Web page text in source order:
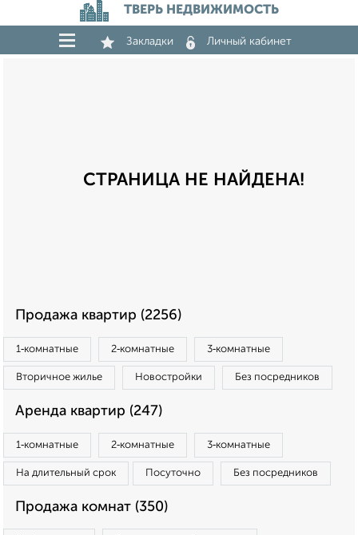
ТВЕРЬ НЕДВИЖИМОСТЬ
Закладки Личный кабинет
СТРАНИЦА НЕ НАЙДЕНА!
Продажа квартир (2256)
1‑комнатные 2‑комнатные 3‑комнатные
Вторичное жилье Новостройки Без посредников
Аренда квартир (247)
1‑комнатные 2‑комнатные 3‑комнатные
На длительный срок Посуточно Без посредников
Продажа комнат (350)